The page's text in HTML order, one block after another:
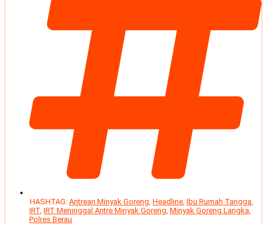
HASHTAG: Antrean Minyak Goreng, Headline, Ibu Rumah Tangga,
IRT, IRT Meninggal Antre Minyak Goreng, Minyak Goreng Langka,
Polres Berau